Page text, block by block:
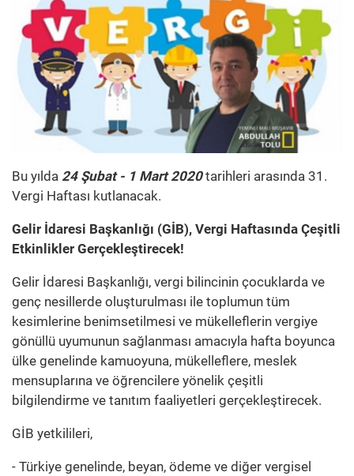
Bu yılda 24 Şubat - 1 Mart 2020tarihleri arasında 31.
Vergi Haftası kutlanacak.
Gelir İdaresi Başkanlığı (GİB), Vergi Haftasında Çeşitli
Etkinlikler Gerçekleştirecek!
Gelir İdaresi Başkanlığı, vergi bilincinin çocuklarda ve
genç nesillerde oluşturulması ile toplumun tüm
kesimlerine benimsetilmesi ve mükelleflerin vergiye
gönüllü uyumunun sağlanması amacıyla hafta boyunca
ülke genelinde kamuoyuna, mükelleflere, meslek
mensuplarına ve öğrencilere yönelik çeşitli
bilgilendirme ve tanıtım faaliyetleri gerçekleştirecek.
GİB yetkilileri,
- Türkiye genelinde, beyan, ödeme ve diğer vergisel